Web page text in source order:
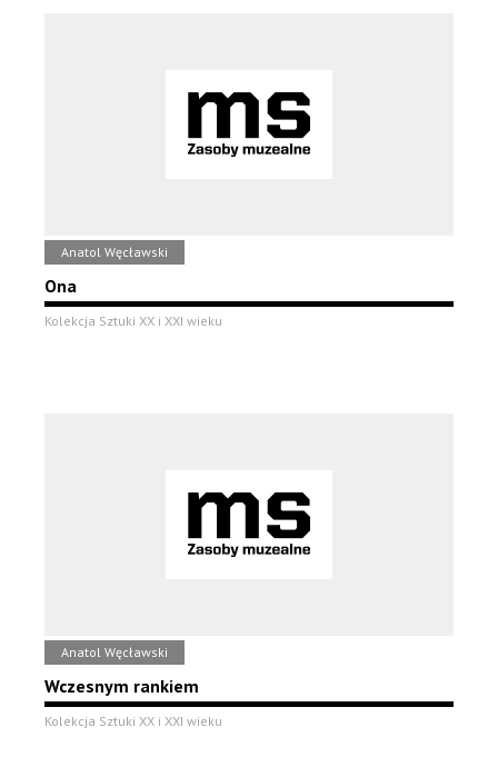
Anatol Węcławski
Ona
Kolekcja Sztuki XX i XXI wieku
Anatol Węcławski
Wczesnym rankiem
Kolekcja Sztuki XX i XXI wieku